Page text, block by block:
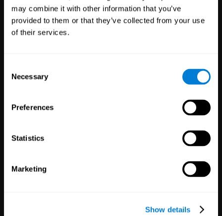
may combine it with other information that you’ve
provided to them or that they’ve collected from your use
of their services.
Selection
Necessary
Preferences
Statistics
Marketing
Show details
Scoprire CogniFit
Offri la nostra tecnologia per la salute
del cervello ai tuoi pazienti, studenti,
3,617
Partecipanti